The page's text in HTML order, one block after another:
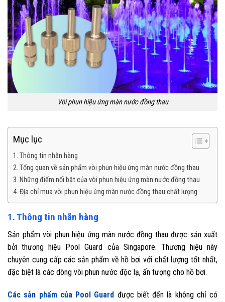
Vòi phun hiệu ứng màn nước đồng thau
Mục lục
1. Thông tin nhãn hàng
2. Tổng quan về sản phẩm vòi phun hiệu ứng màn nước đồng thau
3. Những điểm nổi bật của vòi phun hiệu ứng màn nước đồng thau
4. Địa chỉ mua vòi phun hiệu ứng màn nước đồng thau chất lượng
1. Thông tin nhãn hàng
Sản phẩm vòi phun hiệu ứng màn nước đồng thau được sản xuất
bởi thương hiệu Pool Guard của Singapore. Thương hiệu này
chuyên cung cấp các sản phẩm về hồ bơi với chất lượng tốt nhất,
đặc biệt là các dòng vòi phun nước độc lạ, ấn tượng cho hồ bơi.
Các sản phẩm của Pool Guard được biết đến là không chỉ có